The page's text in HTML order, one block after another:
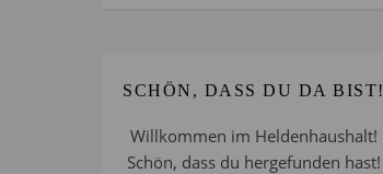
SCHÖN, DASS DU DA BIST!
Willkommen im Heldenhaushalt!
Schön, dass du hergefunden hast!